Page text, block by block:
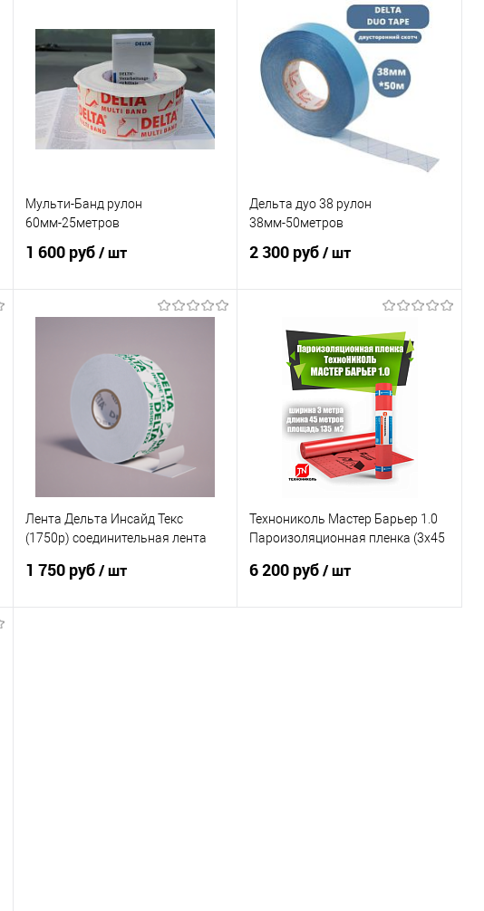
В корзину
Мульти-Банд рулон
60мм-25метров
1 600 руб/ шт
Дельта дуо 38 рулон
38мм-50метров
2 300 руб/ шт
Лента Дельта Инсайд Текс
(1750р) соединительная лента
(40 м рулон) (аналог инсайдбанд)
1 750 руб/ шт
Технониколь Мастер Барьер 1.0
Пароизоляционная пленка (3x45
6 200 руб/ шт